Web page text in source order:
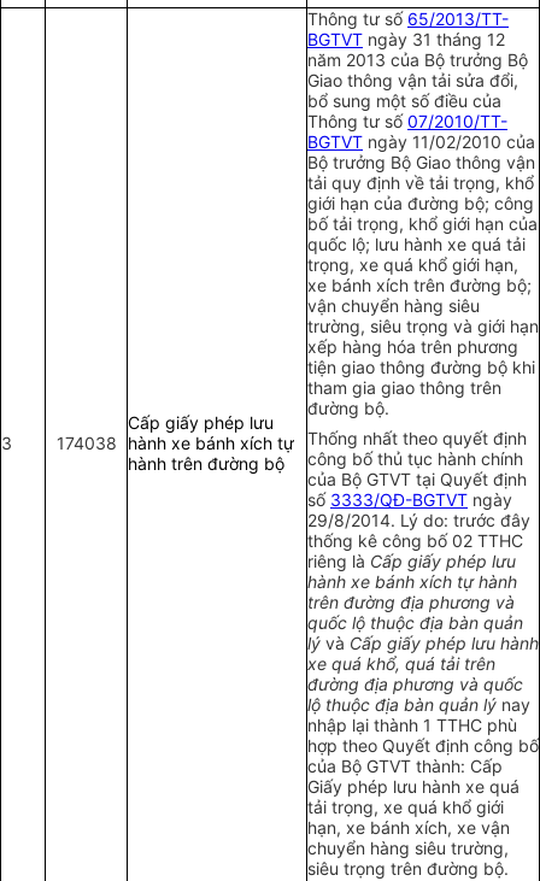
3 174038
Cấp giấy phép lưu
hành xe bánh xích tự
hành trên đường bộ
Thông tư số 65/2013/TT-
BGTVT ngày 31 tháng 12
năm 2013 của Bộ trưởng Bộ
Giao thông vận tải sửa đổi,
bổ sung một số điều của
Thông tư số07/2010/TT-
BGTVT ngày 11/02/2010 của
Bộ trưởng Bộ Giao thông vận
tải quy định về tải trọng, khổ
giới hạn của đường bộ; công
bố tải trọng, khổ giới hạn của
quốc lộ; lưu hành xe quá tải
trọng, xe quá khổ giới hạn,
xe bánh xích trên đường bộ;
vận chuyển hàng siêu
trường, siêu trọng và giới hạn
xếp hàng hóa trên phương
tiện giao thông đường bộ khi
tham gia giao thông trên
đường bộ.
Thống nhất theo quyết định
công bố thủ tục hành chính
của Bộ GTVT tại Quyết định
số 3333/QĐ-BGTVT ngày
29/8/2014. Lý do: trước đây
thống kê công bố 02 TTHC
riêng là Cấp giấy phép lưu
hành xe bánh xích tự hành
trên đường địa phương và
quốc lộ thuộc địa bàn quản
lý và Cấp giấy phép lưu hành
xe quá khổ, quá tải trên
đường địa phương và quốc
lộ thuộc địa bàn quản lý nay
nhập lại thành 1 TTHC phù
hợp theo Quyết định công bố
của Bộ GTVT thành: Cấp
Giấy phép lưu hành xe quá
tải trọng, xe quá khổ giới
hạn, xe bánh xích, xe vận
chuyển hàng siêu trường,
siêu trọng trên đường bộ.